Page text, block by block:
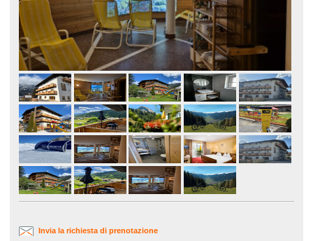
Invia la richiesta di prenotazione